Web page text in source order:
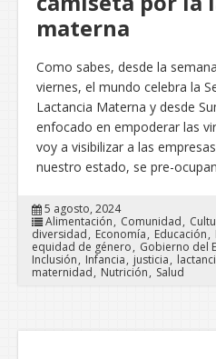
materna
Como sabes, desde la
viernes, el mundo celebra la
Lactancia Materna y desde
enfocado en empoderar las
voy a visibilizar a las
nuestro estado, se pre-
5 agosto, 2024
Alimentación
Comunidad
diversidad
Economía Educación
equidad de género
Gobierno del
Inclusión
Infancia justicia
maternidad
Nutrición Salud